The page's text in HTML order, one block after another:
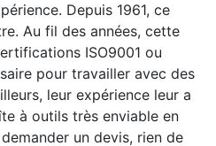
Depuis 1961, ce
Au fil des années, cette
ISO9001 ou
pour travailler avec des
leur expérience leur a
à outils très enviable en
un devis, rien de